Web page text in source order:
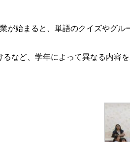
始まると、単語のクイズやグ
など、学年によって異なる内容